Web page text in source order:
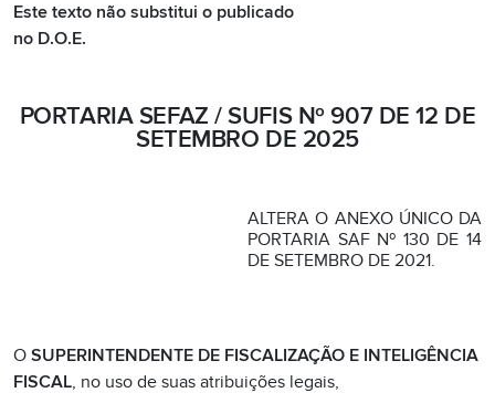
Este texto não substitui o publicado
no D.O.E.
PORTARIA SEFAZ / SUFIS Nº 907 DE 12 DE
SETEMBRO DE 2025
ALTERA O ANEXO ÚNICO DA
PORTARIA SAF Nº 130 DE 14
DE SETEMBRO DE 2021.
O SUPERINTENDENTE DE FISCALIZAÇÃO E INTELIGÊNCIA
FISCAL, no uso de suas atribuições legais,